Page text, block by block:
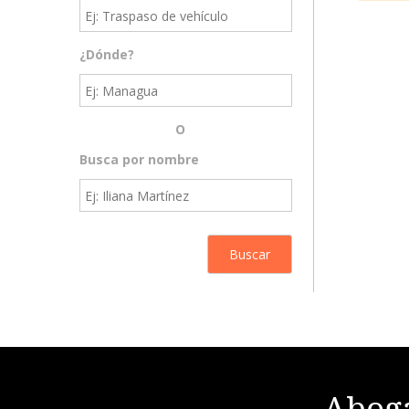
¿Dónde?
O
Busca por nombre